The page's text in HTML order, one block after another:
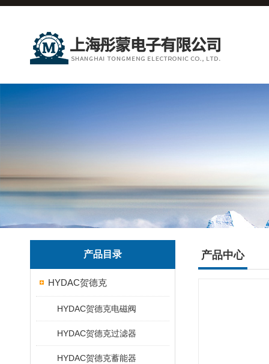
产品目录
HYDAC贺德克
HYDAC贺德克电磁阀
HYDAC贺德克过滤器
HYDAC贺德克蓄能器
产品中心